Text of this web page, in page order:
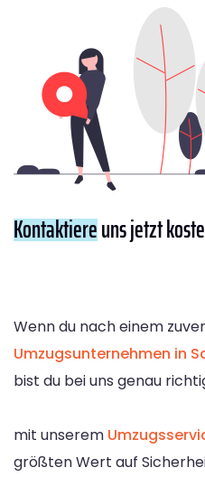
Kontaktiereuns jetzt
Wenn du nach einem
Umzugsunternehmen in
bist du bei uns genau
mit unserem
größten Wert auf